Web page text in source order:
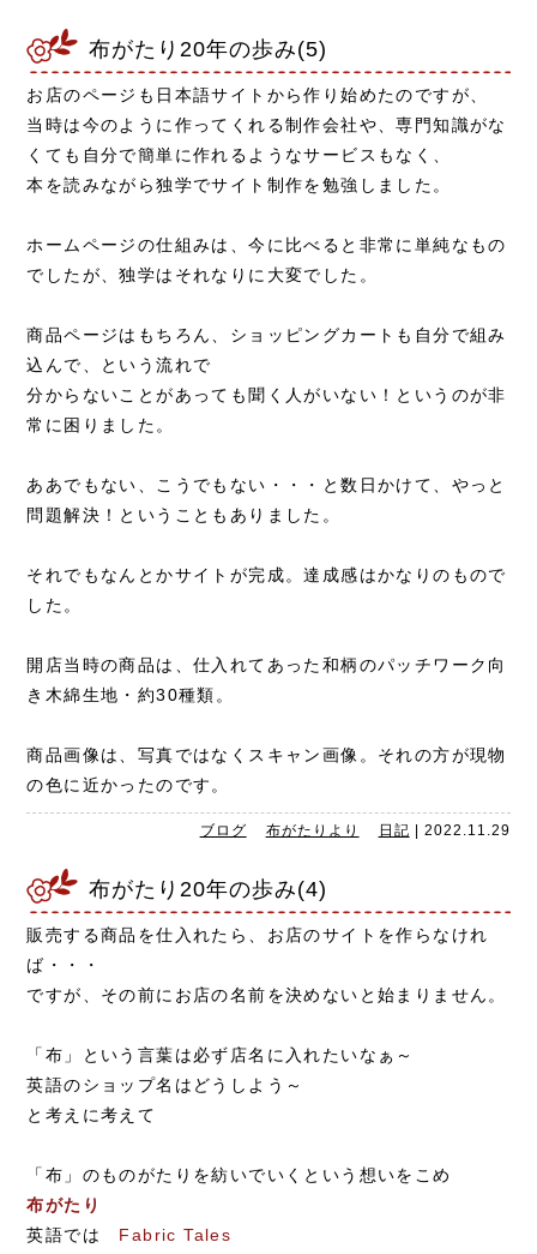
布がたり20年の歩み(5)
お店のページも日本語サイトから作り始めたのですが、
当時は今のように作ってくれる制作会社や、専門知識がな
くても自分で簡単に作れるようなサービスもなく、
本を読みながら独学でサイト制作を勉強しました。
ホームページの仕組みは、今に比べると非常に単純なもの
でしたが、独学はそれなりに大変でした。
商品ページはもちろん、ショッピングカートも自分で組み
込んで、という流れで
分からないことがあっても聞く人がいない！というのが非
常に困りました。
ああでもない、こうでもない・・・と数日かけて、やっと
問題解決！ということもありました。
それでもなんとかサイトが完成。達成感はかなりのもので
した。
開店当時の商品は、仕入れてあった和柄のパッチワーク向
き木綿生地・約30種類。
商品画像は、写真ではなくスキャン画像。それの方が現物
の色に近かったのです。
ブログ 布がたりより 日記 2022.11.29
布がたり20年の歩み(4)
販売する商品を仕入れたら、お店のサイトを作らなけれ
ば・・・
ですが、その前にお店の名前を決めないと始まりません。
「布」という言葉は必ず店名に入れたいなぁ～
英語のショップ名はどうしよう～
と考えに考えて
「布」のものがたりを紡いでいくという想いをこめ
布がたり
英語では Fabric Tales